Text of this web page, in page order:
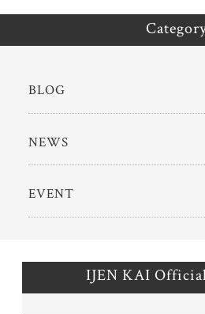
BLOG
NEWS
EVENT
IJEN KAI